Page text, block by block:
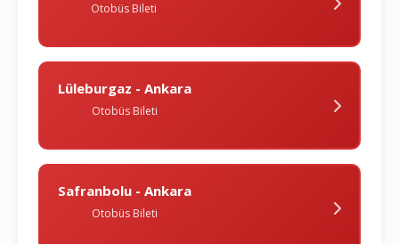
Otobüs Bileti
Lüleburgaz - Ankara
Otobüs Bileti
Safranbolu - Ankara
Otobüs Bileti